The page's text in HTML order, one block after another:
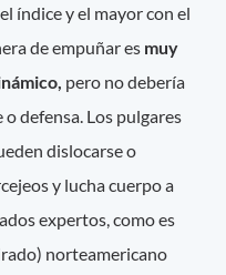
índice y el mayor con el
de empuñar es muy
pero no debería
defensa. Los pulgares
dislocarse o
y lucha cuerpo a
expertos, como es
norteamericano